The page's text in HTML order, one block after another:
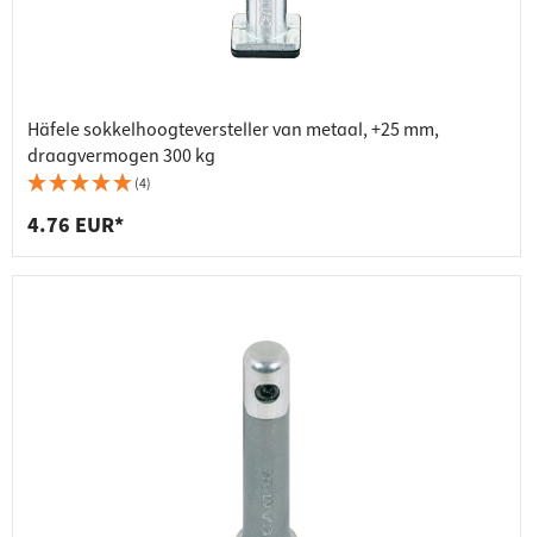
Häfele sokkelhoogteversteller van metaal, +25 mm,
draagvermogen 300 kg
(4)
4.76 EUR*